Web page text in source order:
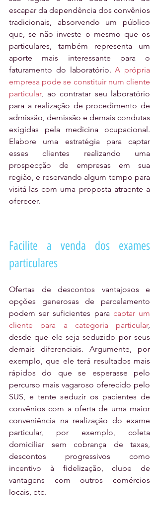
escapar da dependência dos convênios
tradicionais, absorvendo um público
que, se não investe o mesmo que os
particulares, também representa um
aporte mais interessante para o
faturamento do laboratório. A própria
empresa pode se constituir num cliente
particular, ao contratar seu laboratório
para a realização de procedimento de
admissão, demissão e demais condutas
exigidas pela medicina ocupacional.
Elabore uma estratégia para captar
esses clientes realizando uma
prospecção de empresas em sua
região, e reservando algum tempo para
visitá-las com uma proposta atraente a
oferecer.
Facilite a venda dos exames
particulares
Ofertas de descontos vantajosos e
opções generosas de parcelamento
podem ser suficientes para captar um
cliente para a categoria particular,
desde que ele seja seduzido por seus
demais diferenciais. Argumente, por
exemplo, que ele terá resultados mais
rápidos do que se esperasse pelo
percurso mais vagaroso oferecido pelo
SUS, e tente seduzir os pacientes de
convênios com a oferta de uma maior
conveniência na realização do exame
particular, por exemplo, coleta
domiciliar sem cobrança de taxas,
descontos progressivos como
incentivo à fidelização, clube de
vantagens com outros comércios
locais, etc.